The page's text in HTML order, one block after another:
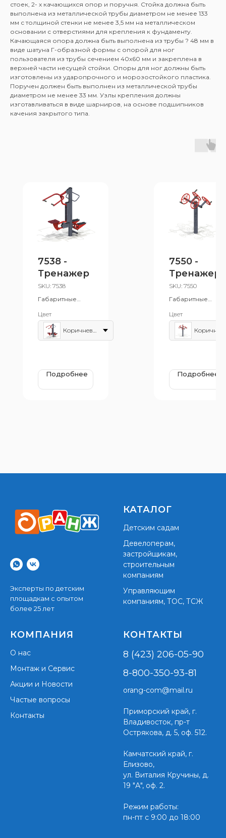
стоек, 2- х качающихся опор и поручня. Стойка должна быть
выполнена из металлической трубы диаметром не менее 133
мм с толщиной стенки не менее 3,5 мм на металлическом
основании с отверстиями для крепления к фундаменту.
Качающаяся опора должна быть выполнена из трубы ? 48 мм в
виде шатуна Г-образной формы с опорой для ног
пользователя из трубы сечением 40х60 мм и закреплена в
верхней части несущей стойки. Опоры для ног должны быть
изготовлены из ударопрочного и морозостойкого пластика.
Поручен должен быть выполнен из металлической трубы
диаметром не менее 33 мм. Узлы крепления должны
изготавливаться в виде шарниров, на основе подшипников
качения закрытого типа.
7538 -
Тренажер
SKU: 7538
Габаритные
700x1770 мм
Возрастная
группа: от 14 лет
Цвет
Коричнево-красный
Подробнее
7550 -
Тренажер
SKU: 7550
Габаритные
1000x1420 мм
Возрастная
группа: от 14 лет
Цвет
Подробнее
Эксперты по детским
площадкам с опытом
более 25 лет
КАТАЛОГ
Детским садам
Девелоперам,
застройщикам,
строительным
компаниям
Управляющим
компаниям, ТОС, ТСЖ
КОМПАНИЯ
О нас
Монтаж и Сервис
Акции и Новости
Частые вопросы
Контакты
КОНТАКТЫ
8 (423) 206-05-90
8-800-350-93-81
orang-com@mail.ru
Приморский край, г.
Владивосток, пр-т
Острякова, д. 5, оф. 512.
Камчатский край, г.
Елизово,
ул. Виталия Кручины, д.
19 "А", оф. 2.
Режим работы:
пн-пт с 9:00 до 18:00